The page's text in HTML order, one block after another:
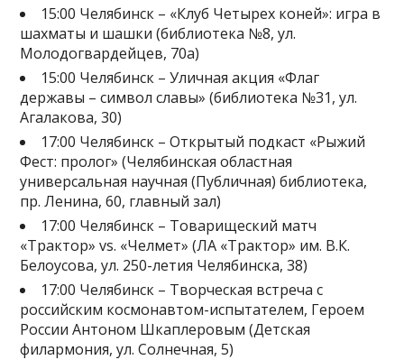
15:00 Челябинск – «Клуб Четырех коней»: игра в
шахматы и шашки (библиотека №8, ул.
Молодогвардейцев, 70а)
15:00 Челябинск – Уличная акция «Флаг
державы – символ славы» (библиотека №31, ул.
Агалакова, 30)
17:00 Челябинск – Открытый подкаст «Рыжий
Фест: пролог» (Челябинская областная
универсальная научная (Публичная) библиотека,
пр. Ленина, 60, главный зал)
17:00 Челябинск – Товарищеский матч
«Трактор» vs. «Челмет» (ЛА «Трактор» им. В.К.
Белоусова, ул. 250-летия Челябинска, 38)
17:00 Челябинск – Творческая встреча с
российским космонавтом-испытателем, Героем
России Антоном Шкаплеровым (Детская
филармония, ул. Солнечная, 5)